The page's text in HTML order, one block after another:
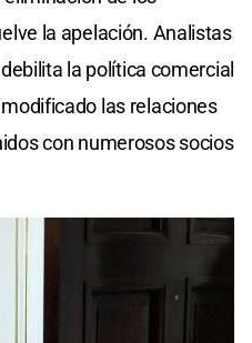
la apelación. Analistas
la política comercial
las relaciones
con numerosos socios